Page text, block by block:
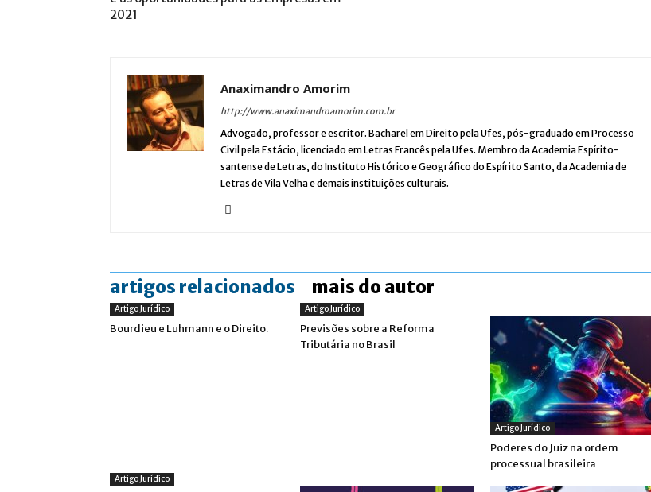
2021
Anaximandro Amorim
http://www.anaximandroamorim.com.br
Advogado, professor e escritor. Bacharel em Direito pela Ufes, pós-graduado em Processo
Civil pela Estácio, licenciado em Letras Francês pela Ufes. Membro da Academia Espírito-
santense de Letras, do Instituto Histórico e Geográfico do Espírito Santo, da Academia de
Letras de Vila Velha e demais instituições culturais.
artigos relacionados mais do autor
Artigo Jurídico
Bourdieu e Luhmann e o Direito.
Artigo Jurídico
Previsões sobre a Reforma
Tributária no Brasil
Artigo Jurídico
Poderes do Juiz na ordem
processual brasileira
Artigo Jurídico